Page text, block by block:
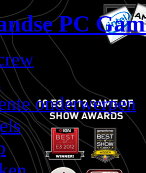
PC
onderwerpen